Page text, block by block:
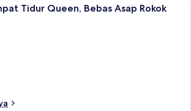
Tidur Queen, Bebas Asap Rokok